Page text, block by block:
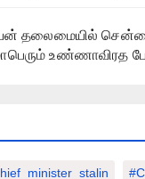
தலைமையில்
உண்ணாவிரத